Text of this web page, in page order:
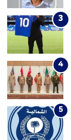
ل
م
ي
ت
ا
ر
و
ه